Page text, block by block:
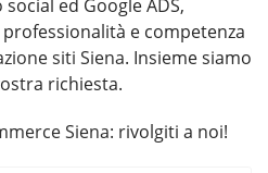
ed Google ADS,
e competenza
siti Siena. Insieme siamo
richiesta.
Siena: rivolgiti a noi!